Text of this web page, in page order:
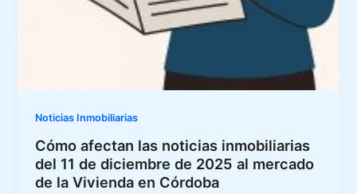
Noticias Inmobiliarias
Cómo afectan las noticias inmobiliarias
del 11 de diciembre de 2025 al mercado
de la Vivienda en Córdoba